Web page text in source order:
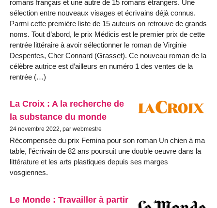
romans français et une autre de 15 romans étrangers. Une
sélection entre nouveaux visages et écrivains déjà connus.
Parmi cette première liste de 15 auteurs on retrouve de grands
noms. Tout d’abord, le prix Médicis est le premier prix de cette
rentrée littéraire à avoir sélectionner le roman de Virginie
Despentes, Cher Connard (Grasset). Ce nouveau roman de la
célèbre autrice est d’ailleurs en numéro 1 des ventes de la
rentrée (…)
La Croix : A la recherche de
la substance du monde
24 novembre 2022, par webmestre
Récompensée du prix Femina pour son roman Un chien à ma
table, l’écrivain de 82 ans poursuit une double oeuvre dans la
littérature et les arts plastiques depuis ses marges
vosgiennes.
Le Monde : Travailler à partir